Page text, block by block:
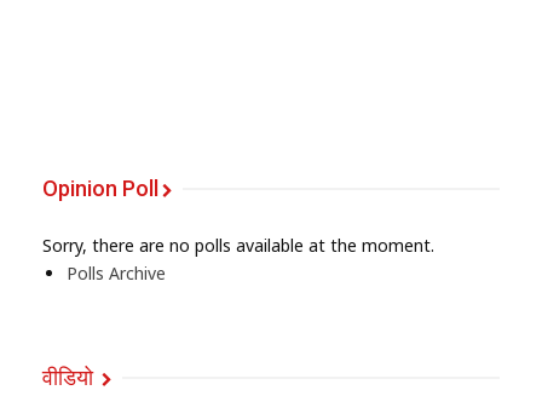
Opinion Poll
Sorry, there are no polls available at the moment.
Polls Archive
वीडियो